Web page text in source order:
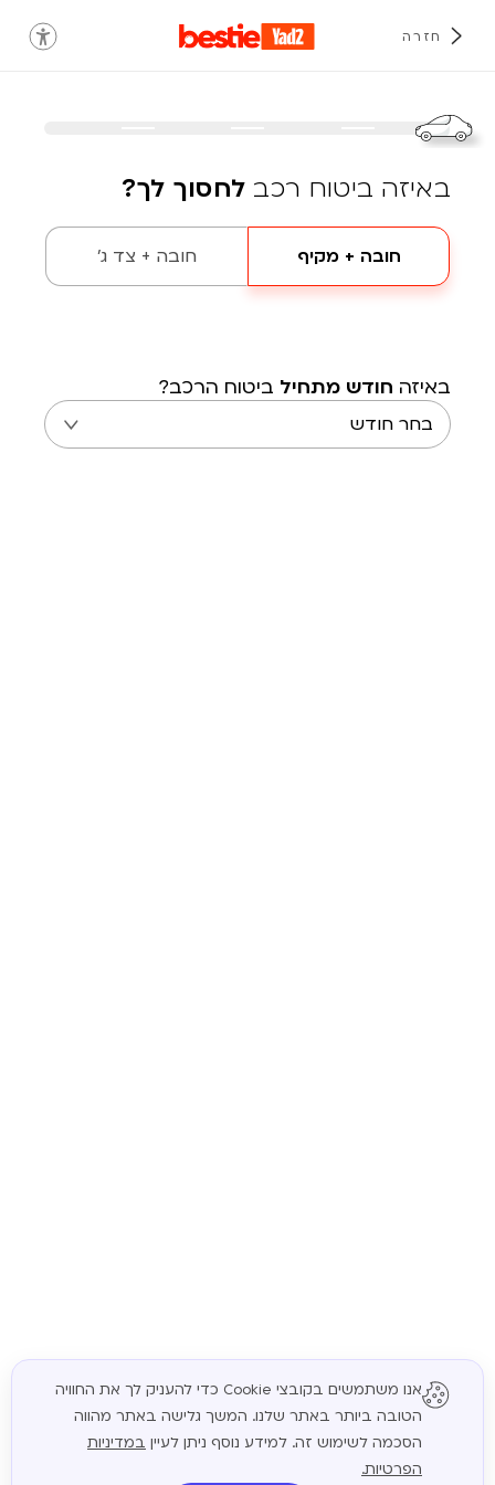
חזרה
באיזה ביטוח רכב לחסוך לך?
חובה + מקיף חובה + צד ג'
באיזה חודש מתחיל ביטוח הרכב?
המשך
אנו משתמשים בקובצי Cookie כדי להעניק לך את החוויה
הטובה ביותר באתר שלנו. המשך גלישה באתר מהווה
הסכמה לשימוש זה. למידע נוסף ניתן לעיין במדיניות
הפרטיות.